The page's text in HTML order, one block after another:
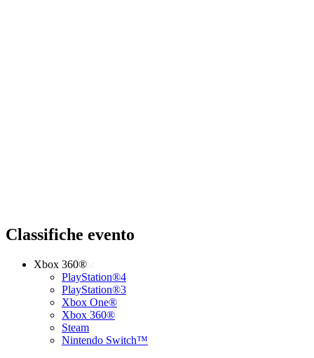
Classifiche evento
Xbox 360®
PlayStation®4
PlayStation®3
Xbox One®
Xbox 360®
Steam
Nintendo Switch™